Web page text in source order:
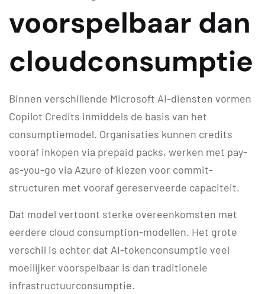
voorspelbaar dan
cloudconsumptie
Binnen verschillende Microsoft AI-diensten vormen
Copilot Credits inmiddels de basis van het
consumptiemodel. Organisaties kunnen credits
vooraf inkopen via prepaid packs, werken met pay-
as-you-go via Azure of kiezen voor commit-
structuren met vooraf gereserveerde capaciteit.
Dat model vertoont sterke overeenkomsten met
eerdere cloud consumption-modellen. Het grote
verschil is echter dat AI-tokenconsumptie veel
moeilijker voorspelbaar is dan traditionele
infrastructuurconsumptie.